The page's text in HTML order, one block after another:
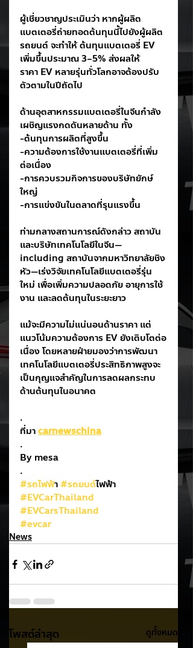
ผู้เชี่ยวชาญประเมินว่า หากผู้ผลิต
แบตเตอรี่ถ่ายทอดต้นทุนนี้ไปยังผู้ผลิต
รถยนต์ จะทำให้ ต้นทุนแบตเตอรี่ EV
เพิ่มขึ้นประมาณ 3–5% ส่งผลให้
ราคา EV หลายรุ่นทั่วโลกอาจต้องปรับ
ตัวตามในปีถัดไป
ด้านอุตสาหกรรมแบตเตอรี่ในจีนกำลัง
เผชิญแรงกดดันหลายด้าน ทั้ง
-ต้นทุนการผลิตที่สูงขึ้น
-ความต้องการใช้งานแบตเตอรี่ที่เพิ่ม
ต่อเนื่อง
-การควบรวมกิจการของบริษัทยักษ์
ใหญ่
-การแข่งขันในตลาดที่รุนแรงขึ้น
ท่ามกลางสถานการณ์ดังกล่าว สถาบัน
และบริษัทเทคโนโลยีในจีน—
including สถาบันจากมหาวิทยาลัยชิง
หัว—เร่งวิจัยเทคโนโลยีแบตเตอรี่รุ่น
ใหม่ เพื่อเพิ่มความปลอดภัย อายุการใช้
งาน และลดต้นทุนในระยะยาว
แม้จะมีความไม่แน่นอนด้านราคา แต่
แนวโน้มความต้องการ EV ยังเติบโตต่อ
เนื่อง โดยหลายฝ่ายมองว่าการพัฒนา
เทคโนโลยีแบตเตอรี่ประสิทธิภาพสูงจะ
เป็นกุญแจสำคัญในการลดผลกระทบ
ด้านต้นทุนในอนาคต
.
ที่มา carnewschina
.
By mesa
.
#รถไฟฟ้า #รถยนต์ไฟฟ้า
#EVCarThailand
#EVCarsThailand
#evcar
News
โพสต์ล่าสุด ดูทั้งหมด